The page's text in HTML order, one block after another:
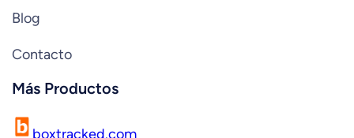
Blog
Contacto
Más Productos
boxtracked.com